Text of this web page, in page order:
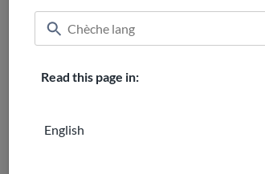
Read this page in:
English